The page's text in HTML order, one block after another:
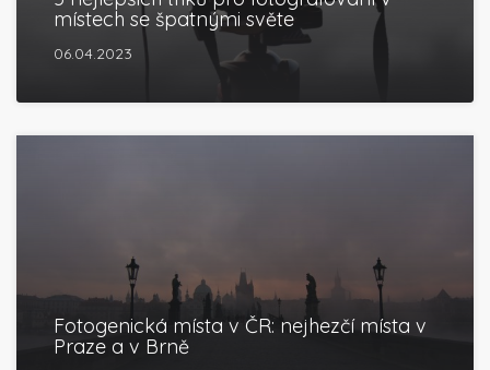
místech se špatnými světe
06.04.2023
Fotogenická místa v ČR: nejhezčí místa v
Praze a v Brně